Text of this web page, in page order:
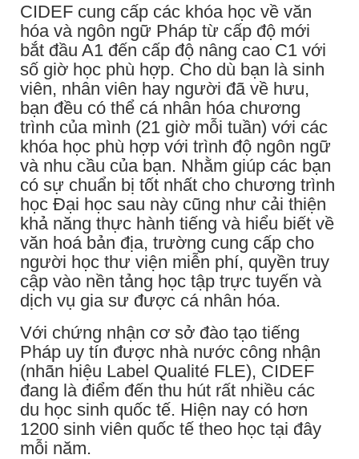
CIDEF cung cấp các khóa học về văn
hóa và ngôn ngữ Pháp từ cấp độ mới
bắt đầu A1 đến cấp độ nâng cao C1 với
số giờ học phù hợp. Cho dù bạn là sinh
viên, nhân viên hay người đã về hưu,
bạn đều có thể cá nhân hóa chương
trình của mình (21 giờ mỗi tuần) với các
khóa học phù hợp với trình độ ngôn ngữ
và nhu cầu của bạn. Nhằm giúp các bạn
có sự chuẩn bị tốt nhất cho chương trình
học Đại học sau này cũng như cải thiện
khả năng thực hành tiếng và hiểu biết về
văn hoá bản địa, trường cung cấp cho
người học thư viện miễn phí, quyền truy
cập vào nền tảng học tập trực tuyến và
dịch vụ gia sư được cá nhân hóa.
Với chứng nhận cơ sở đào tạo tiếng
Pháp uy tín được nhà nước công nhận
(nhãn hiệu Label Qualité FLE), CIDEF
đang là điểm đến thu hút rất nhiều các
du học sinh quốc tế. Hiện nay có hơn
1200 sinh viên quốc tế theo học tại đây
mỗi năm.